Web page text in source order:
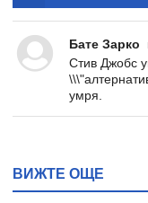
Бате Зарко
Стив Джобс
умря.
ВИЖТЕ ОЩЕ